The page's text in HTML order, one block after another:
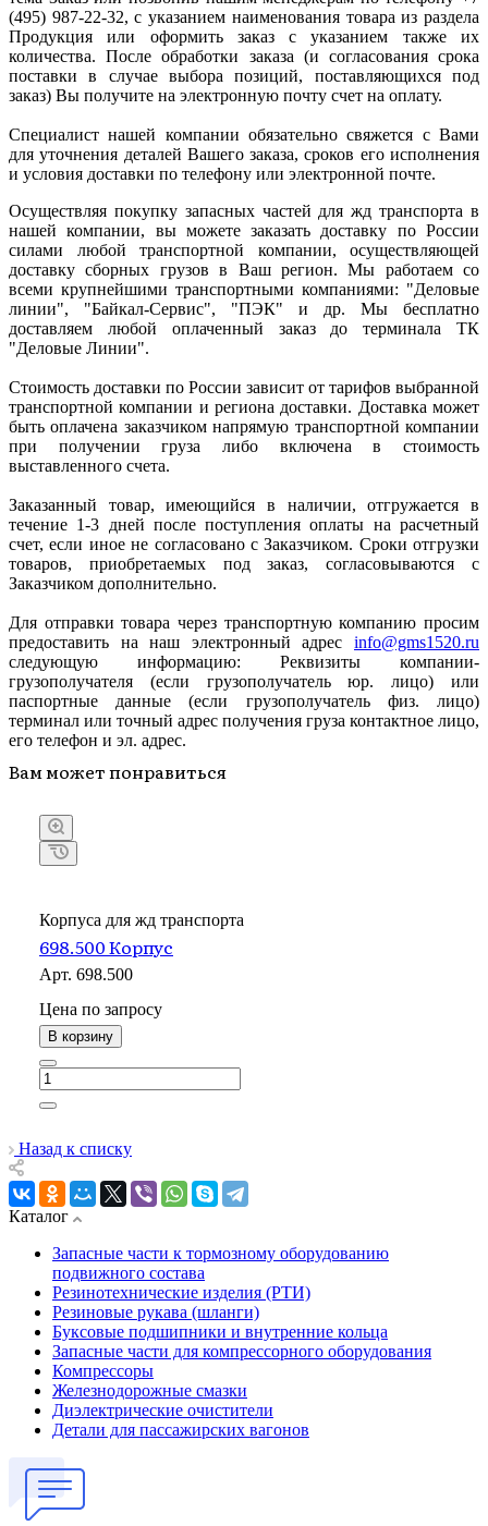
(495) 987-22-32, с указанием наименования товара из раздела
Продукция или оформить заказ с указанием также их
количества. После обработки заказа (и согласования срока
поставки в случае выбора позиций, поставляющихся под
заказ) Вы получите на электронную почту счет на оплату.
Специалист нашей компании обязательно свяжется с Вами
для уточнения деталей Вашего заказа, сроков его исполнения
и условия доставки по телефону или электронной почте.
Осуществляя покупку запасных частей для жд транспорта в
нашей компании, вы можете заказать доставку по России
силами любой транспортной компании, осуществляющей
доставку сборных грузов в Ваш регион. Мы работаем со
всеми крупнейшими транспортными компаниями: "Деловые
линии", "Байкал-Сервис", "ПЭК" и др. Мы бесплатно
доставляем любой оплаченный заказ до терминала ТК
"Деловые Линии".
Стоимость доставки по России зависит от тарифов выбранной
транспортной компании и региона доставки. Доставка может
быть оплачена заказчиком напрямую транспортной компании
при получении груза либо включена в стоимость
выставленного счета.
Заказанный товар, имеющийся в наличии, отгружается в
течение 1-3 дней после поступления оплаты на расчетный
счет, если иное не согласовано с Заказчиком. Сроки отгрузки
товаров, приобретаемых под заказ, согласовываются с
Заказчиком дополнительно.
Для отправки товара через транспортную компанию просим
предоставить на наш электронный адрес info@gms1520.ru
следующую информацию: Реквизиты компании-
грузополучателя (если грузополучатель юр. лицо) или
паспортные данные (если грузополучатель физ. лицо)
терминал или точный адрес получения груза контактное лицо,
его телефон и эл. адрес.
Вам может понравиться
Корпуса для жд транспорта
698.500 Корпус
Арт. 698.500
Цена по запросу
В корзину
Назад к списку
Каталог
Запасные части к тормозному оборудованию
подвижного состава
Резинотехнические изделия (РТИ)
Резиновые рукава (шланги)
Буксовые подшипники и внутренние кольца
Запасные части для компрессорного оборудования
Компрессоры
Железнодорожные смазки
Диэлектрические очистители
Детали для пассажирских вагонов